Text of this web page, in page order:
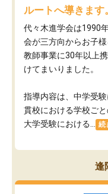
ルートへ導きます。
代々木進学会は1990
会が三方向からお子
教師事業に30年以上
けてまいりました。
指導内容は、中学受
貫校における学校ご
大学受験における...
続
逢